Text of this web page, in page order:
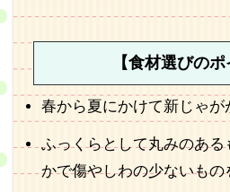
【食材選びのポ
春から夏にかけて新じゃが
ふっくらとして丸みのあ
かで傷やしわの少ないも